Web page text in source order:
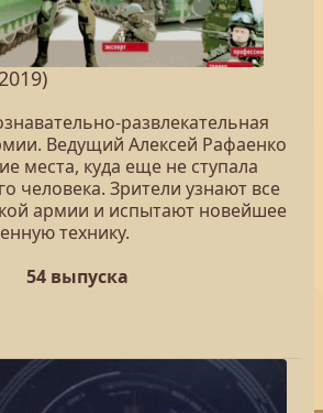
развлекательная
Ведущий Алексей Рафаенко
места, куда еще не ступала
человека. Зрители узнают все
армии и испытают новейшее
технику.
54 выпуска